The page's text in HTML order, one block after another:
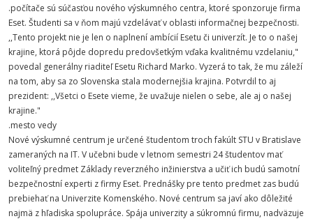
.počítače sú súčasťou nového výskumného centra, ktoré sponzoruje firma
Eset. Študenti sa v ňom majú vzdelávať v oblasti informačnej bezpečnosti.
,,Tento projekt nie je len o naplnení ambícií Esetu či univerzít. Je to o našej
krajine, ktorá pôjde dopredu predovšetkým vďaka kvalitnému vzdelaniu,"
povedal generálny riaditeľ Esetu Richard Marko. Vyzerá to tak, že mu záleží
na tom, aby sa zo Slovenska stala modernejšia krajina. Potvrdil to aj
prezident: ,,Všetci o Esete vieme, že uvažuje nielen o sebe, ale aj o našej
krajine."
.mesto vedy
Nové výskumné centrum je určené študentom troch fakúlt STU v Bratislave
zameraných na IT. V učebni bude v letnom semestri 24 študentov mať
voliteľný predmet Základy reverzného inžinierstva a učiť ich budú samotní
bezpečnostní experti z firmy Eset. Prednášky pre tento predmet zas budú
prebiehať na Univerzite Komenského. Nové centrum sa javí ako dôležité
najmä z hľadiska spolupráce. Spája univerzity a súkromnú firmu, nadväzuje